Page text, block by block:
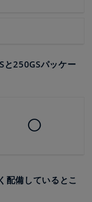
と250GSパッケー
◯
配備しているとこ